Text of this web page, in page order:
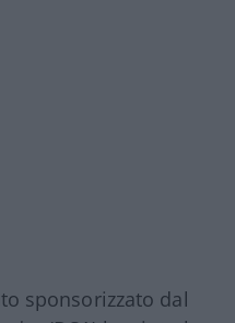
sponsorizzato dal